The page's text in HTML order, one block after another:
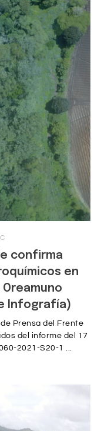
confirma
en
Infografía)
Prensa del Frente
del informe del 17
2021-S20-1 ...